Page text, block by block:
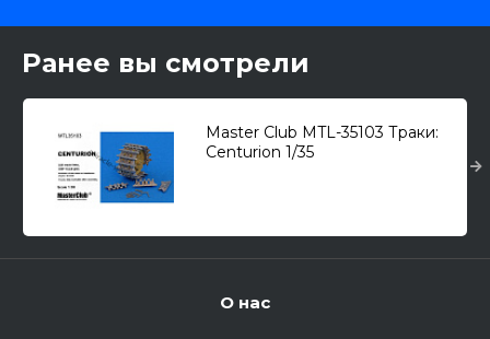
Ранее вы смотрели
Master Club MTL-35103 Траки:
Centurion 1/35
О нас